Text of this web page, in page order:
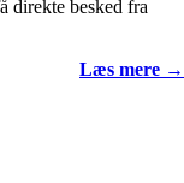
direkte besked fra
Læs mere →